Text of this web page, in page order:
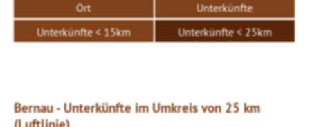
Ort
Unterkünfte
Unterkünfte < 15km
Unterkünfte < 25km
Bernau - Unterkünfte im Umkreis von 25 km